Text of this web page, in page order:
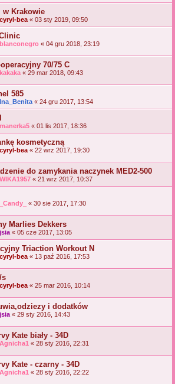
w Krakowie
cyryl-bea « 03 sty 2019, 09:50
blanconegro « 04 gru 2018, 23:19
70/75 C
kakaka « 29 mar 2018, 09:43
585
Ina_Benita « 24 gru 2017, 13:54
manerka5 « 01 lis 2017, 18:36
kosmetyczną
cyryl-bea « 22 wrz 2017, 19:30
do zamykania naczynek MED2-500
WIKA1957 « 21 wrz 2017, 10:37
_Candy_ « 30 sie 2017, 17:30
Marlies Dekkers
jsia « 05 cze 2017, 13:05
Triaction Workout N
cyryl-bea « 13 paź 2016, 17:53
s
cyryl-bea « 25 mar 2016, 10:14
i dodatków
jsia « 29 sty 2016, 14:43
Kate biały - 34D
Agnicha1 « 28 sty 2016, 22:31
Kate - czarny - 34D
Agnicha1 « 28 sty 2016, 22:22